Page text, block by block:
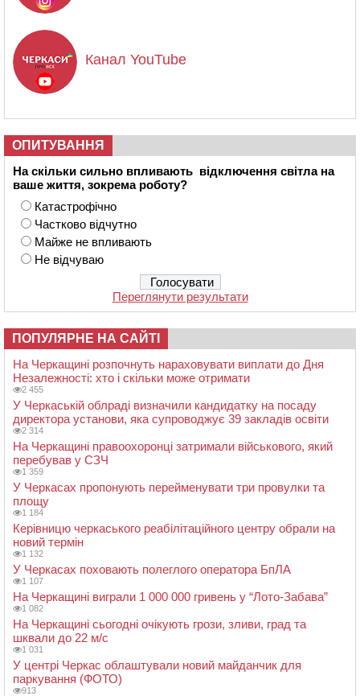
Канал YouTube
ОПИТУВАННЯ
На скільки сильно впливають відключення світла на
ваше життя, зокрема роботу?
Катастрофічно
Частково відчутно
Майже не впливають
Не відчуваю
Переглянути результати
ПОПУЛЯРНЕ НА САЙТІ
На Черкащині розпочнуть нараховувати виплати до Дня
Незалежності: хто і скільки може отримати
2 455
У Черкаській облраді визначили кандидатку на посаду
директора установи, яка супроводжує 39 закладів освіти
2 314
На Черкащині правоохоронці затримали військового, який
перебував у СЗЧ
1 359
У Черкасах пропонують перейменувати три провулки та
площу
1 184
Керівницю черкаського реабілітаційного центру обрали на
новий термін
1 132
У Черкасах поховають полеглого оператора БпЛА
1 107
На Черкащині виграли 1 000 000 гривень у “Лото-Забава”
1 082
На Черкащині сьогодні очікують грози, зливи, град та
шквали до 22 м/с
1 031
У центрі Черкас облаштували новий майданчик для
паркування (ФОТО)
913